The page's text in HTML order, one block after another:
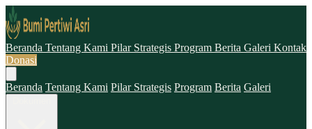
Beranda Tentang Kami Pilar Strategis Program Berita Galeri Kontak
Donasi
Beranda Tentang Kami Pilar Strategis Program Berita Galeri